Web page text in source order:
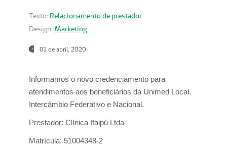
Texto: Relacionamento de prestador
Design: Marketing
01 de abril, 2020
Informamos o novo credenciamento para
atendimentos aos beneficiários da Unimed Local,
Intercâmbio Federativo e Nacional.
Prestador: Clínica Itaipú Ltda
Matrícula: 51004348-2